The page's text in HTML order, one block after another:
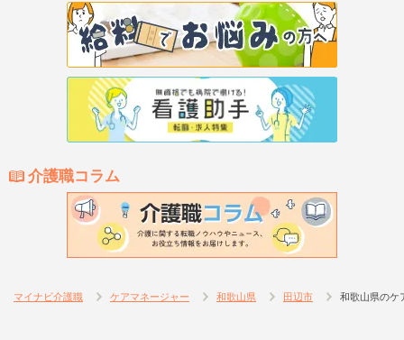
介護職コラム
マイナビ介護職 ケアマネージャー 和歌山県 田辺市 和歌山県のケ